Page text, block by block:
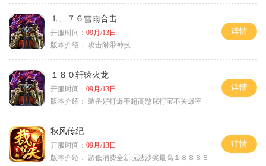
⒈、７６雪雨合击
开服时间： 09月/13日
版本介绍： 攻击附带神技
详情
１８０轩辕火龙
开服时间： 09月/13日
版本介绍： 装备好打爆率超高憋尿打宝不关爆率
详情
秋风传纪
开服时间： 09月/13日
版本介绍：
超低消费全新玩法沙奖最高１８８８８
详情